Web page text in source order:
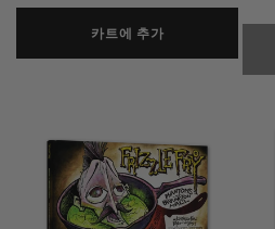
카트에 추가